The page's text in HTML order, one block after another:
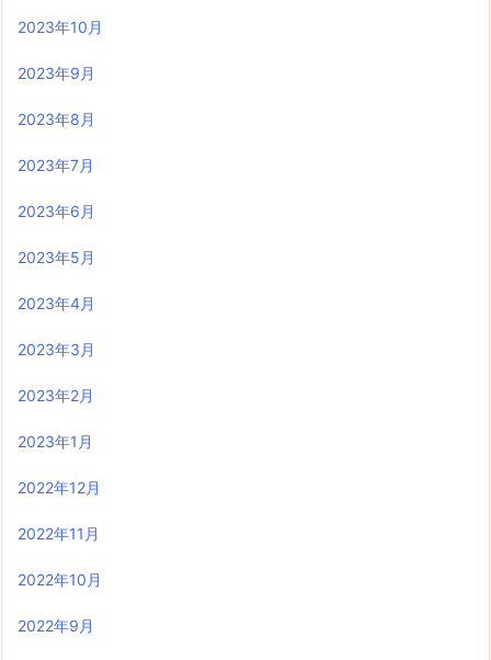
2023年10月
2023年9月
2023年8月
2023年7月
2023年6月
2023年5月
2023年4月
2023年3月
2023年2月
2023年1月
2022年12月
2022年11月
2022年10月
2022年9月